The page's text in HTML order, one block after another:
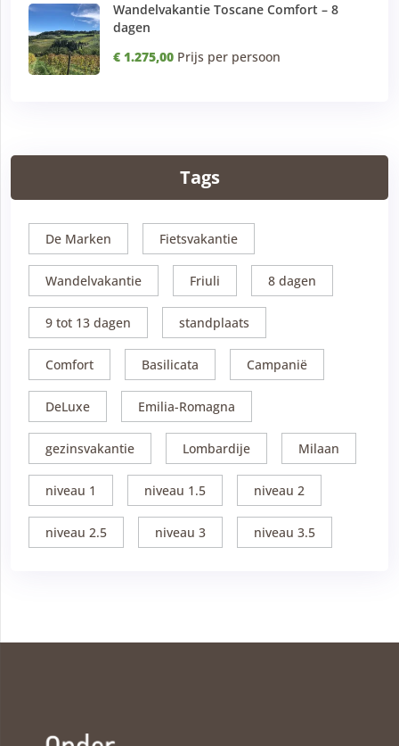
Wandelvakantie Toscane Comfort – 8
dagen
€ 1.275,00 Prijs per persoon
Tags
De Marken Fietsvakantie
Wandelvakantie Friuli 8 dagen
9 tot 13 dagen standplaats
Comfort Basilicata Campanië
DeLuxe Emilia-Romagna
gezinsvakantie Lombardije Milaan
niveau 1 niveau 1.5 niveau 2
niveau 2.5 niveau 3 niveau 3.5